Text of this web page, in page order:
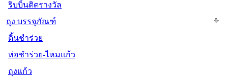
ริบบิ้นติดรางวัล
ถุง บรรจุภัณฑ์
ดิ้นชำร่วย
ห่อชำร่วย-ไหมแก้ว
ถุงแก้ว